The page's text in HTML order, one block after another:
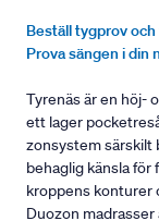
Beställ tygprov
Prova sängen i din
Tyrenäs är en höj-
ett lager
zonsystem särskilt
behaglig känsla
kroppens konturer
Duozon